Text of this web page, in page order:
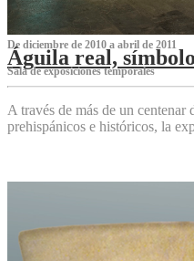
De diciembre de 2010 a abril de 2011
Águila real,
Sala de exposiciones temporales
A través de más de un centenar
prehispánicos e históricos, la